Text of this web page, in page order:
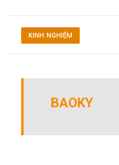
KINH NGHIỆM
BAOKY